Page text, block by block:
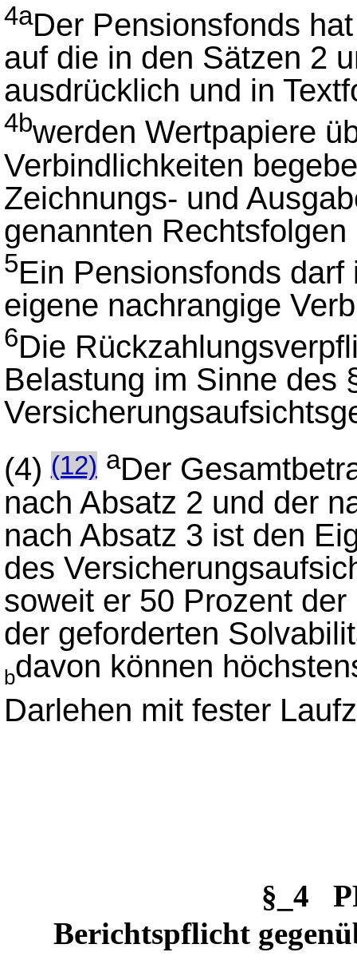
4aDer Pensionsfonds
auf die in den Sätzen 2
ausdrücklich und in
4bwerden Wertpapiere
Verbindlichkeiten
Zeichnungs- und
genannten
5Ein Pensionsfonds
eigene nachrangige
6Die
Belastung im Sinne des
(4)(12) aDer
nach Absatz 2 und der
nach Absatz 3 ist den
des
soweit er 50 Prozent
der geforderten
bdavon können
Darlehen mit fester
§_4
Berichtspflicht